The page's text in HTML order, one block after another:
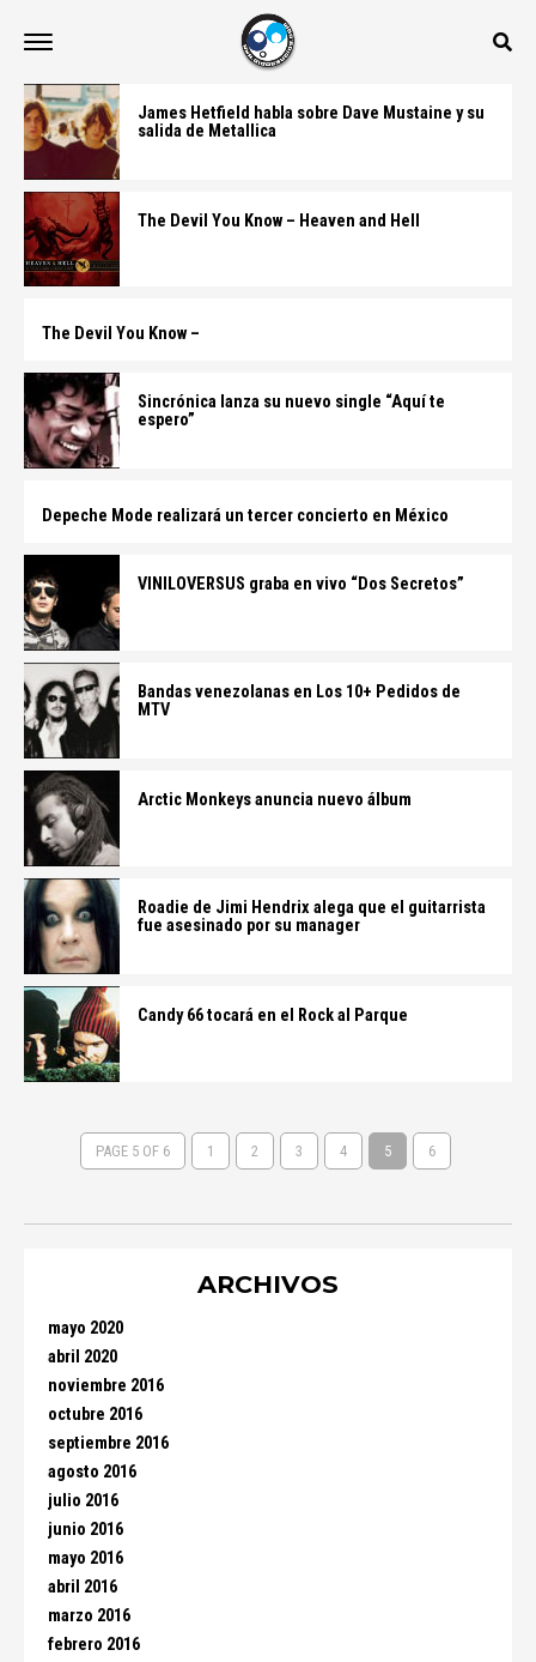
James Hetfield habla sobre Dave Mustaine y su
salida de Metallica
The Devil You Know – Heaven and Hell
The Devil You Know –
Sincrónica lanza su nuevo single “Aquí te
espero”
Depeche Mode realizará un tercer concierto en México
VINILOVERSUS graba en vivo “Dos Secretos”
Bandas venezolanas en Los 10+ Pedidos de
MTV
Arctic Monkeys anuncia nuevo álbum
Roadie de Jimi Hendrix alega que el guitarrista
fue asesinado por su manager
Candy 66 tocará en el Rock al Parque
PAGE 5 OF 6 1 2 3 4 5 6
ARCHIVOS
mayo 2020
abril 2020
noviembre 2016
octubre 2016
septiembre 2016
agosto 2016
julio 2016
junio 2016
mayo 2016
abril 2016
marzo 2016
febrero 2016